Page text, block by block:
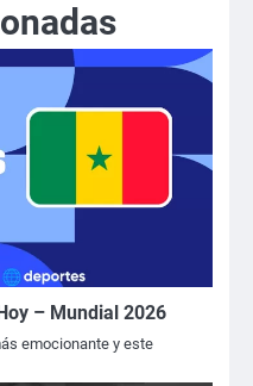
– Mundial 2026
emocionante y este